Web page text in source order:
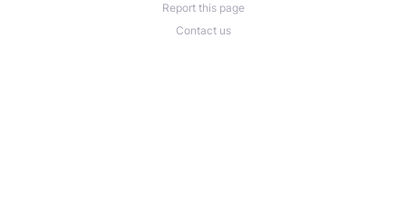
Report this page
Contact us